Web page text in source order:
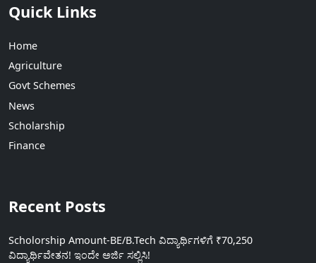
Quick Links
Home
Agriculture
Govt Schemes
News
Scholarship
Finance
Recent Posts
Scholorship Amount-BE/B.Tech ವಿದ್ಯಾರ್ಥಿಗಳಿಗೆ ₹70,250
ವಿದ್ಯಾರ್ಥಿವೇತನ! ಇಂದೇ ಅರ್ಜಿ ಸಲ್ಲಿಸಿ!